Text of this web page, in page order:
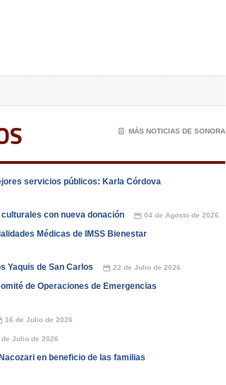
📄 MÁS NOTICIAS DE SONORA
servicios públicos: Karla Córdova
con nueva donación 📅 04 de Agosto de 2026
Médicas de IMSS Bienestar
Yaquis de San Carlos 📅 22 de Julio de 2026
de Operaciones de Emergencias
16 de Julio de 2026
de Julio de 2026
en beneficio de las familias